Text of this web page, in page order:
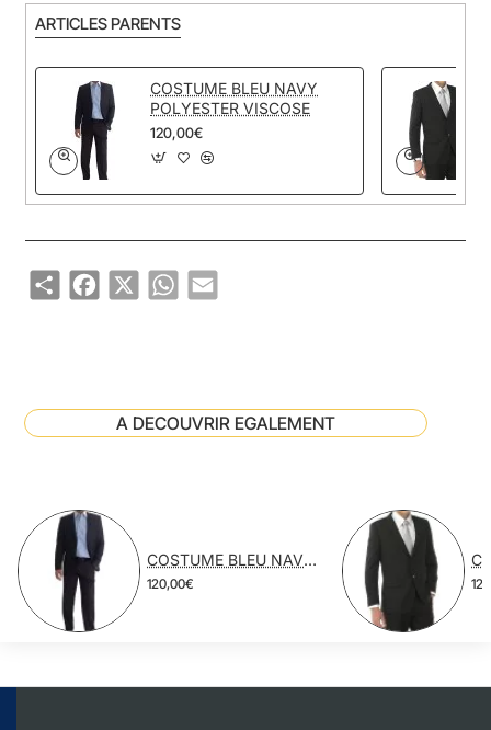
ARTICLES PARENTS
COSTUME BLEU NAVY
POLYESTER VISCOSE
120,00€
ShareFacebook
X WhatsApp
Email
A DECOUVRIR EGALEMENT
COSTUME BLEU NAVY POLYESTER VISCOSE
120,00€